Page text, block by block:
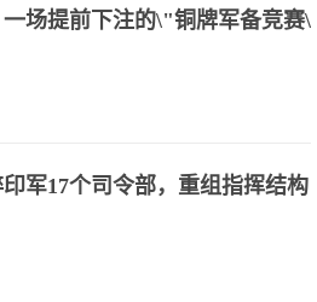
场提前下注的\"铜牌军备竞赛\"
军17个司令部，重组指挥结构